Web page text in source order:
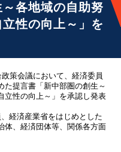
各地域の自助努
性の向上～」を
策会議において、経済委員
た提言書「新中部圏の創生～
立性の向上～」を承認し発表
経済産業省をはじめとした
体、経済団体等、関係各方面